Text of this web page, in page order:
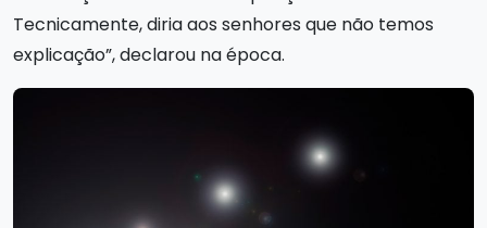
Tecnicamente, diria aos senhores que não temos
explicação”, declarou na época.